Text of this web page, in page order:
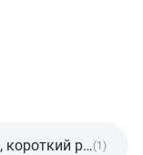
блузки школьные, деловой стиль, короткий рукав(1)